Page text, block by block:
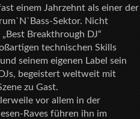
einem Jahrzehnt als einer der
Sektor. Nicht
Breakthrough DJ“
technischen Skills
seinem eigenen Label sein
begeistert weltweit mit
zu Gast.
vor allem in der
Raves führen ihn im